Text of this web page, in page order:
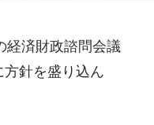
経済財政諮問会議
針を盛り込ん